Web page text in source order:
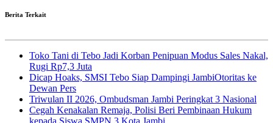
Berita Terkait
Toko Tani di Tebo Jadi Korban Penipuan Modus Sales Nakal,
Rugi Rp7,3 Juta
Dicap Hoaks, SMSI Tebo Siap Dampingi JambiOtoritas ke
Dewan Pers
Triwulan II 2026, Ombudsman Jambi Peringkat 3 Nasional
Cegah Kenakalan Remaja, Polisi Beri Pembinaan Hukum
kepada Siswa SMPN 3 Kota Jambi